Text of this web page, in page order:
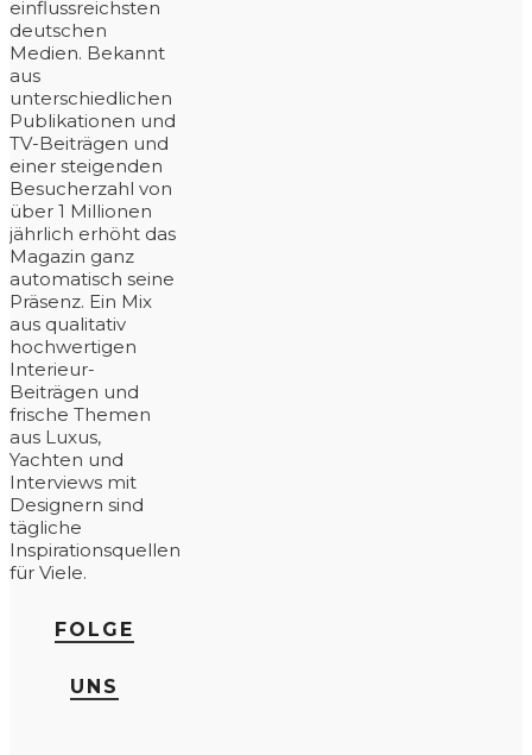
einflussreichsten
deutschen
Medien. Bekannt
aus
unterschiedlichen
Publikationen und
TV-Beiträgen und
einer steigenden
Besucherzahl von
über 1 Millionen
jährlich erhöht das
Magazin ganz
automatisch seine
Präsenz. Ein Mix
aus qualitativ
hochwertigen
Interieur-
Beiträgen und
frische Themen
aus Luxus,
Yachten und
Interviews mit
Designern sind
tägliche
Inspirationsquellen
für Viele.
FOLGE
UNS